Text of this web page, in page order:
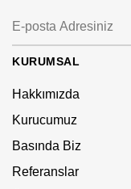
KURUMSAL
Hakkımızda
Kurucumuz
Basında Biz
Referanslar